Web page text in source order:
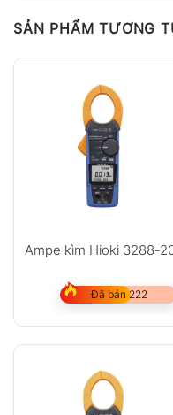
SẢN PHẨM TƯƠNG
Ampe kìm Hioki 3288-
Đã bán 222